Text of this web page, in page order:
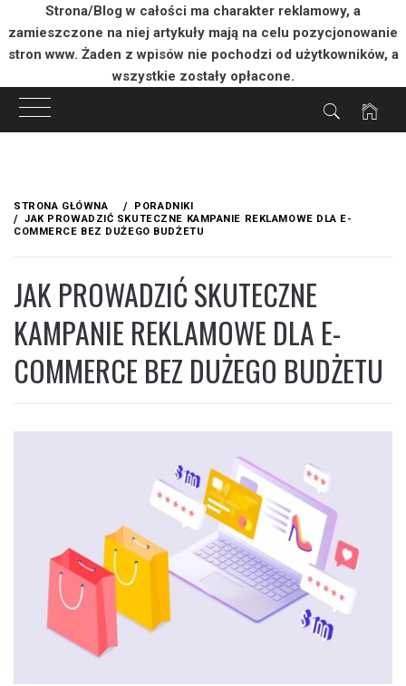
Strona/Blog w całości ma charakter reklamowy, a
zamieszczone na niej artykuły mają na celu pozycjonowanie
stron www. Żaden z wpisów nie pochodzi od użytkowników, a
wszystkie zostały opłacone.
treści
STRONA GŁÓWNA
PORADNIKI
JAK PROWADZIĆ SKUTECZNE KAMPANIE REKLAMOWE DLA E-
COMMERCE BEZ DUŻEGO BUDŻETU
JAK PROWADZIĆ SKUTECZNE
KAMPANIE REKLAMOWE DLA E-
COMMERCE BEZ DUŻEGO BUDŻETU